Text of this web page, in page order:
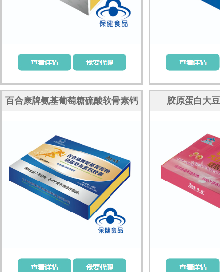
百合康牌氨基葡萄糖硫酸软骨素钙
胶原蛋白大